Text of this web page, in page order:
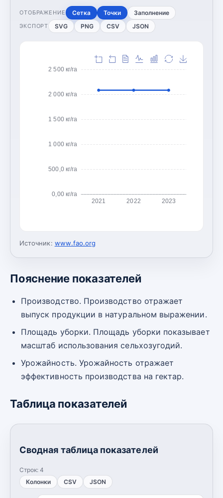
ОТОБРАЖЕНИЕ Сетка Точки Заполнение
ЭКСПОРТ SVG PNG CSV JSON
0,00 кг/га
500,0 кг/га
1 000 кг/га
1 500 кг/га
2 000 кг/га
2 500 кг/га
2021 2022 2023
Источник: www.fao.org
Пояснение показателей
Производство. Производство отражает
выпуск продукции в натуральном выражении.
Площадь уборки. Площадь уборки показывает
масштаб использования сельхозугодий.
Урожайность. Урожайность отражает
эффективность производства на гектар.
Таблица показателей
Сводная таблица показателей
Строк:4
Колонки
CSV JSON